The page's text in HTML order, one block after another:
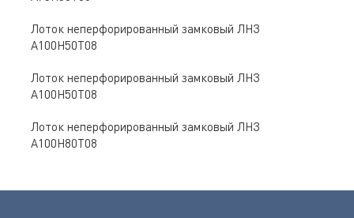
Лоток неперфорированный замковый ЛНЗ
A100Н50Т08
Лоток неперфорированный замковый ЛНЗ
A100Н50Т08
Лоток неперфорированный замковый ЛНЗ
A100Н80Т08